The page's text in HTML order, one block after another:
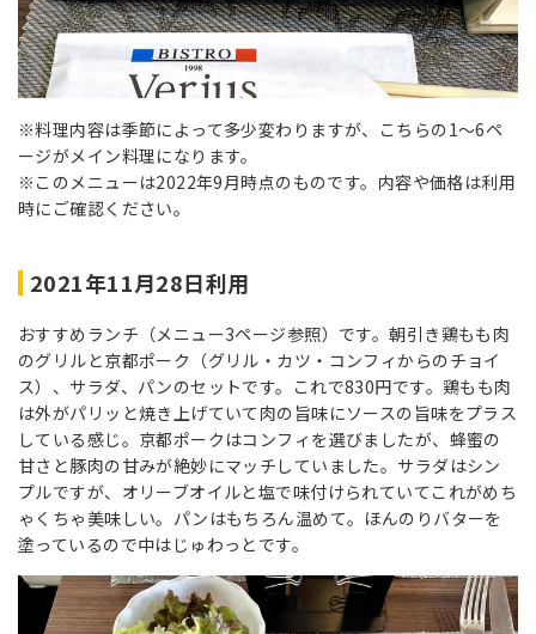
※料理内容は季節によって多少変わりますが、こちらの1～6ペ
ージがメイン料理になります。
※このメニューは2022年9月時点のものです。内容や価格は利用
時にご確認ください。
2021年11月28日利用
おすすめランチ（メニュー3ページ参照）です。朝引き鶏もも肉
のグリルと京都ポーク（グリル・カツ・コンフィからのチョイ
ス）、サラダ、パンのセットです。これで830円です。鶏もも肉
は外がパリッと焼き上げていて肉の旨味にソースの旨味をプラス
している感じ。京都ポークはコンフィを選びましたが、蜂蜜の
甘さと豚肉の甘みが絶妙にマッチしていました。サラダはシン
プルですが、オリーブオイルと塩で味付けられていてこれがめち
ゃくちゃ美味しい。パンはもちろん温めて。ほんのりバターを
塗っているので中はじゅわっとです。